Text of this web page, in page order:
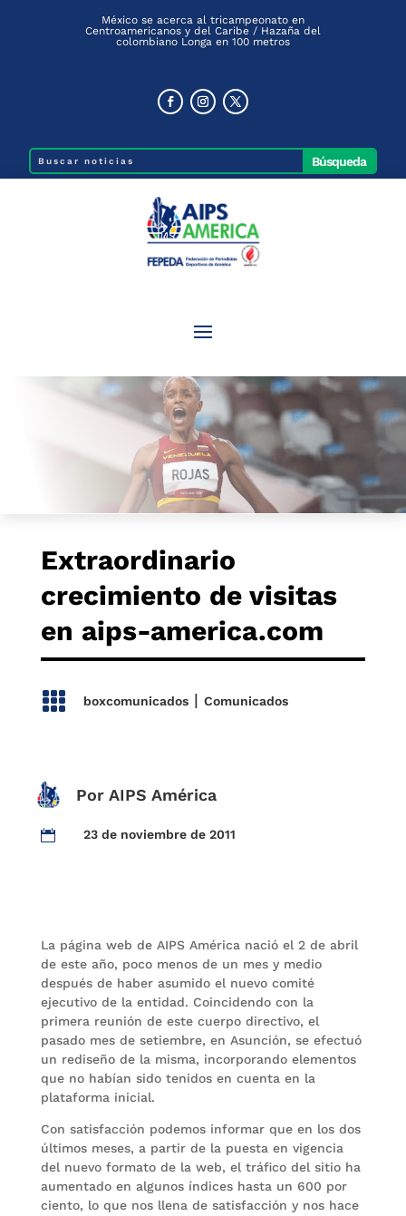
México se acerca al tricampeonato en
Centroamericanos y del Caribe / Hazaña del
colombiano Longa en 100 metros
Extraordinario
crecimiento de visitas
en aips-america.com
 boxcomunicados| Comunicados
Por AIPS América
 23 de noviembre de 2011
La página web de AIPS América nació el 2 de abril
de este año, poco menos de un mes y medio
después de haber asumido el nuevo comité
ejecutivo de la entidad. Coincidendo con la
primera reunión de este cuerpo directivo, el
pasado mes de setiembre, en Asunción, se efectuó
un rediseño de la misma, incorporando elementos
que no habían sido tenidos en cuenta en la
plataforma inicial.
Con satisfacción podemos informar que en los dos
últimos meses, a partir de la puesta en vigencia
del nuevo formato de la web, el tráfico del sitio ha
aumentado en algunos índices hasta un 600 por
ciento, lo que nos llena de satisfacción y nos hace